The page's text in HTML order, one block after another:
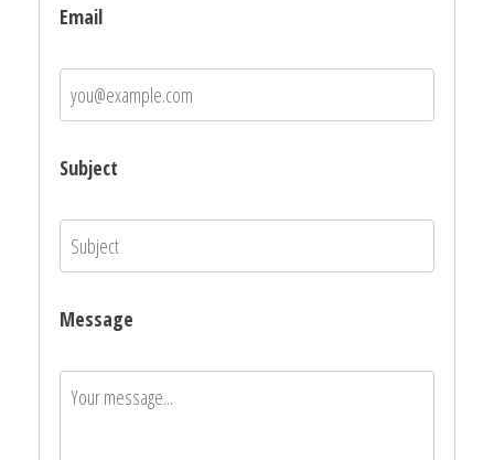
Email
Subject
Message